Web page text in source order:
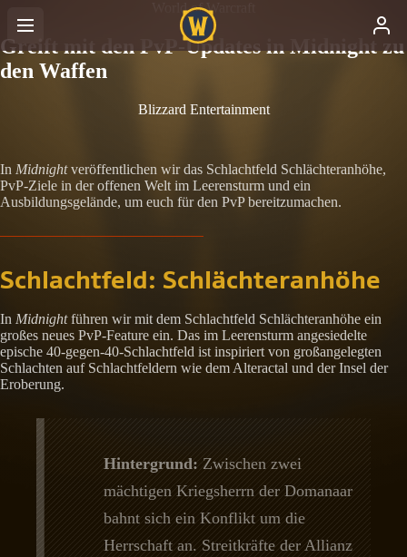
World of Warcraft
Greift mit den PvP-Updates in Midnight zu
den Waffen
Blizzard Entertainment
In Midnightveröffentlichen wir das Schlachtfeld Schlächteranhöhe,
PvP-Ziele in der offenen Welt im Leerensturm und ein
Ausbildungsgelände, um euch für den PvP bereitzumachen.
Schlachtfeld: Schlächteranhöhe
In Midnightführen wir mit dem Schlachtfeld Schlächteranhöhe ein
großes neues PvP-Feature ein. Das im Leerensturm angesiedelte
epische 40-gegen-40-Schlachtfeld ist inspiriert von großangelegten
Schlachten auf Schlachtfeldern wie dem Alteractal und der Insel der
Eroberung.
Hintergrund: Zwischen zwei
mächtigen Kriegsherrn der Domanaar
bahnt sich ein Konflikt um die
Herrschaft an. Streitkräfte der Allianz